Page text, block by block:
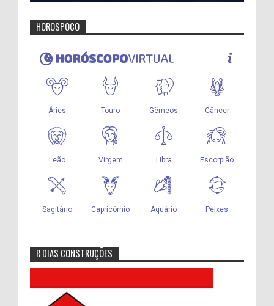
HOROSPOCO
R DIAS CONSTRUÇÕES